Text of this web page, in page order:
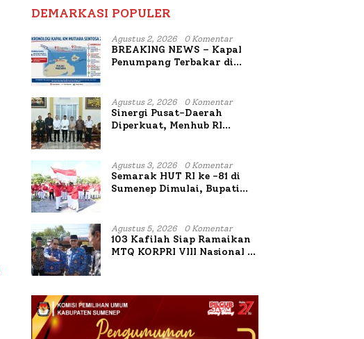
DEMARKASI POPULER
Agustus 2, 2026 0 Komentar
BREAKING NEWS – Kapal
Penumpang Terbakar di
Agustus 2, 2026 0 Komentar
Sinergi Pusat-Daerah
Diperkuat, Menhub RI
Mutiara Sentosa II
Agustus 3, 2026 0 Komentar
Semarak HUT RI ke -81 di
Sumenep Dimulai, Bupati
Terbakar
Agustus 5, 2026 0 Komentar
103 Kafilah Siap Ramaikan
MTQ KORPRI VIII Nasional di